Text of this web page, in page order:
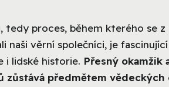
tedy proces, během kterého se z
naši věrní společníci, je fascinující
i lidské historie. Přesný okamžik
zůstává předmětem vědeckých